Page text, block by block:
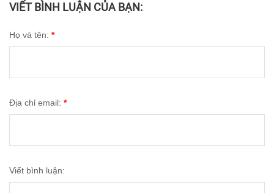
VIẾT BÌNH LUẬN CỦA BẠN:
Họ và tên: *
Địa chỉ email: *
Viết bình luận: